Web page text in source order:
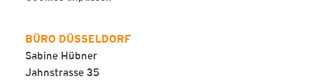
BÜRO DÜSSELDORF
Sabine Hübner
Jahnstrasse 35